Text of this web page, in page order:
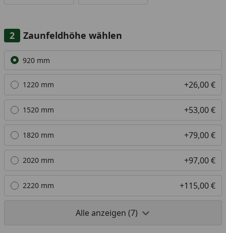
Zaunfeldhöhe wählen
Alle anzeigen (7)
920 mm
1220 mm +26,00 €
1520 mm +53,00 €
1820 mm +79,00 €
2020 mm +97,00 €
2220 mm +115,00 €
Alle anzeigen (7)